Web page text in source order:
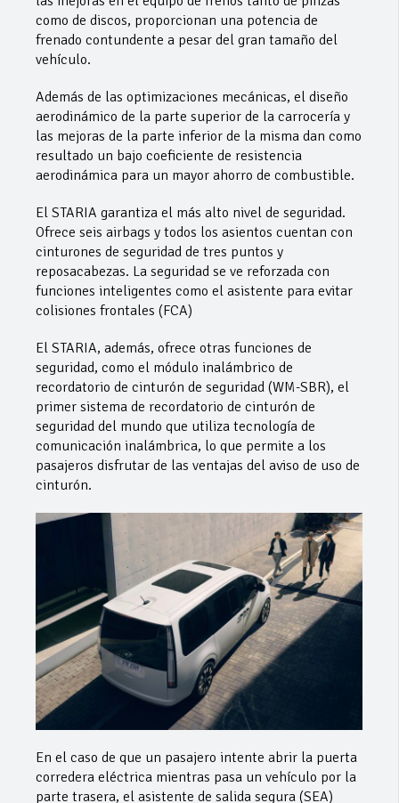
como de discos, proporcionan una potencia de
frenado contundente a pesar del gran tamaño del
vehículo.
Además de las optimizaciones mecánicas, el diseño
aerodinámico de la parte superior de la carrocería y
las mejoras de la parte inferior de la misma dan como
resultado un bajo coeficiente de resistencia
aerodinámica para un mayor ahorro de combustible.
El STARIA garantiza el más alto nivel de seguridad.
Ofrece seis airbags y todos los asientos cuentan con
cinturones de seguridad de tres puntos y
reposacabezas. La seguridad se ve reforzada con
funciones inteligentes como el asistente para evitar
colisiones frontales (FCA)
El STARIA, además, ofrece otras funciones de
seguridad, como el módulo inalámbrico de
recordatorio de cinturón de seguridad (WM-SBR), el
primer sistema de recordatorio de cinturón de
seguridad del mundo que utiliza tecnología de
comunicación inalámbrica, lo que permite a los
pasajeros disfrutar de las ventajas del aviso de uso de
cinturón.
En el caso de que un pasajero intente abrir la puerta
corredera eléctrica mientras pasa un vehículo por la
parte trasera, el asistente de salida segura (SEA)